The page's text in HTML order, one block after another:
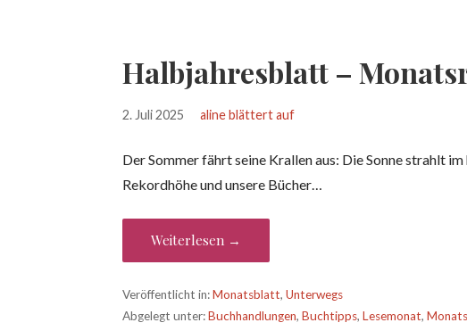
Halbjahresblatt –
2. Juli 2025 aline blättert auf
Der Sommer fährt seine Krallen aus: Die Sonne strahlt
Rekordhöhe und unsere Bücher…
Weiterlesen →
Veröffentlicht in:Monatsblatt,Unterwegs
Abgelegt unter:Buchhandlungen,Buchtipps,Lesemonat,